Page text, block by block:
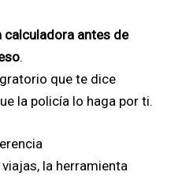
calculadora antes de
.
que te dice
la policía lo haga por ti.
viajas, la herramienta